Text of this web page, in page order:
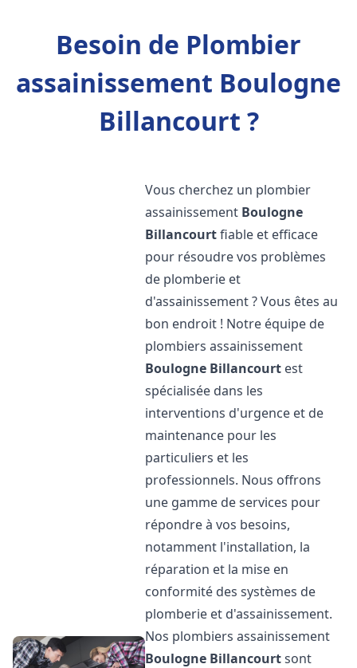
Besoin de Plombier
assainissement Boulogne
Billancourt ?
Vous cherchez un plombier
assainissement Boulogne
Billancourtfiable et efficace
pour résoudre vos problèmes
de plomberie et
d'assainissement ? Vous êtes au
bon endroit ! Notre équipe de
plombiers assainissement
Boulogne Billancourt est
spécialisée dans les
interventions d'urgence et de
maintenance pour les
particuliers et les
professionnels. Nous offrons
une gamme de services pour
répondre à vos besoins,
notamment l'installation, la
réparation et la mise en
conformité des systèmes de
plomberie et d'assainissement.
Nos plombiers assainissement
Boulogne Billancourtsont